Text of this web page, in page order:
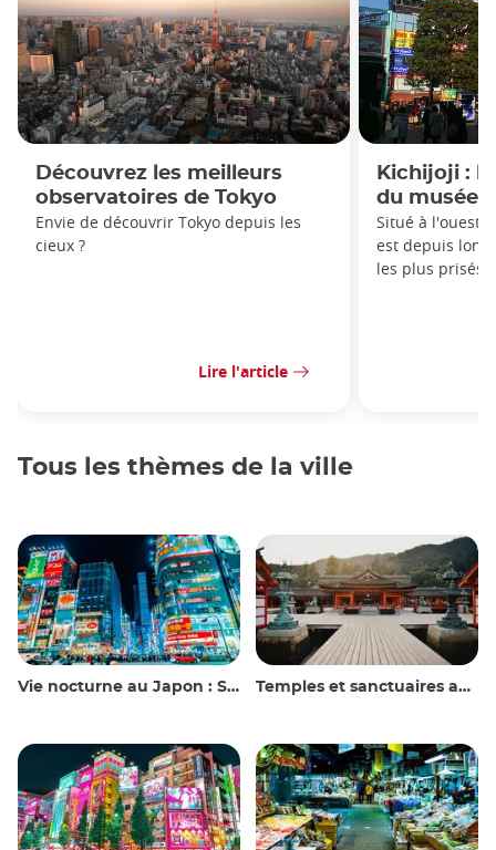
Découvrez les meilleurs
observatoires de Tokyo
Envie de découvrir Tokyo depuis les
cieux ?
Lire l'article
Kichijoji :
du musée
Situé à l'ouest
est depuis
les plus prisés
Tous les thèmes de la ville
Vie nocturne au Japon : Sortir, voir et boire Temples et sanctuaires au Japon